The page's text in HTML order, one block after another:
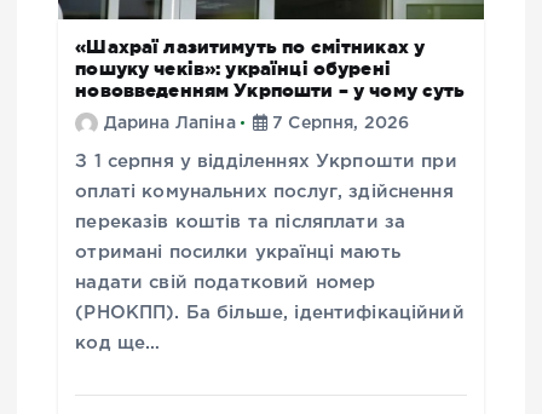
«Шахраї лазитимуть по смітниках у
пошуку чеків»: українці обурені
нововведенням Укрпошти – у чому суть
Дарина Лапіна 7 Серпня, 2026
З 1 серпня у відділеннях Укрпошти при
оплаті комунальних послуг, здійснення
переказів коштів та післяплати за
отримані посилки українці мають
надати свій податковий номер
(РНОКПП). Ба більше, ідентифікаційний
код ще…